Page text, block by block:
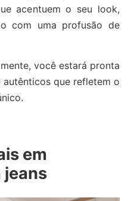
acentuem o seu look,
com uma profusão de
você estará pronta
que refletem o
em
jeans